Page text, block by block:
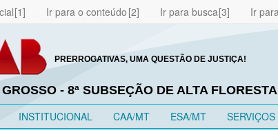
Ir para o conteúdo Ir para busca Ir
PRERROGATIVAS, UMA QUESTÃO DE JUSTIÇA!
- 8ª SUBSEÇÃO DE ALTA FLORESTA
INSTITUCIONAL CAA/MT ESA/MT SERVIÇOS